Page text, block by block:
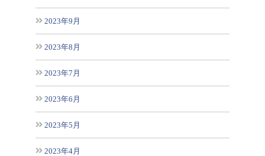
2023年9月
2023年8月
2023年7月
2023年6月
2023年5月
2023年4月